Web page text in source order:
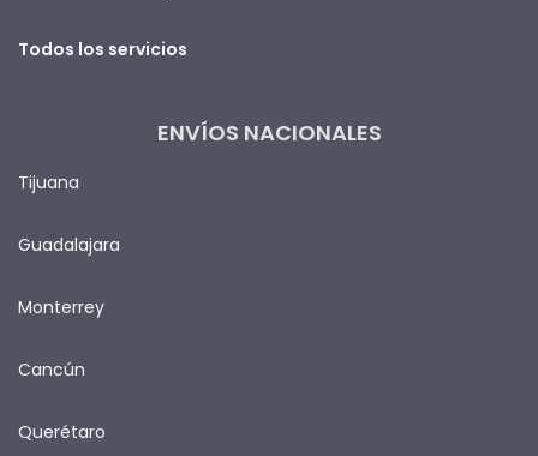
Todos los servicios
ENVÍOS NACIONALES
Tijuana
Guadalajara
Monterrey
Cancún
Querétaro